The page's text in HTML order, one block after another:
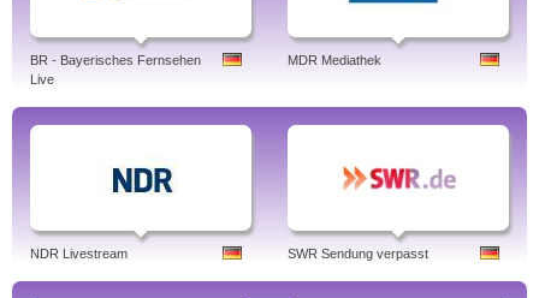
BR - Bayerisches Fernsehen
Live
MDR Mediathek
NDR Livestream SWR Sendung verpasst